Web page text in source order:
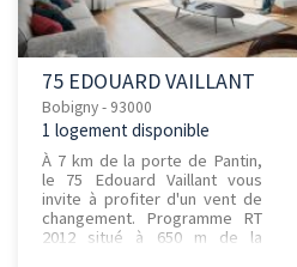
75 EDOUARD VAILLANT
Bobigny - 93000
1 logement disponible
À 7 km de la porte de Pantin,
le 75 Edouard Vaillant vous
invite à profiter d'un vent de
changement. Programme RT
2012 situé à 650 m de la